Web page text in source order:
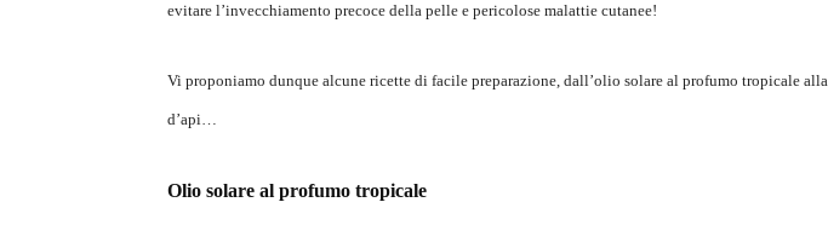
evitare l’invecchiamento precoce della pelle e pericolose malattie cutanee!
Vi proponiamo dunque alcune ricette di facile preparazione, dall’olio solare al profumo tropicale
d’api…
Olio solare al profumo tropicale